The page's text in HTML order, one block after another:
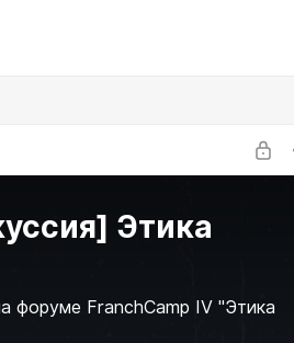
Этика
форуме FranchCamp IV "Этика